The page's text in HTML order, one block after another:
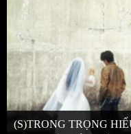
(S)TRONG TRỌNG